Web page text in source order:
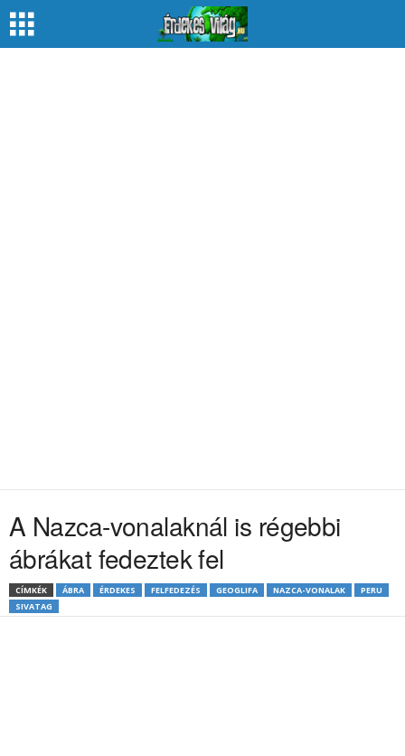
A Nazca-vonalaknál is régebbi
ábrákat fedeztek fel
CÍMKÉK ÁBRA ÉRDEKES FELFEDEZÉS GEOGLIFA NAZCA-VONALAK
PERU
SIVATAG